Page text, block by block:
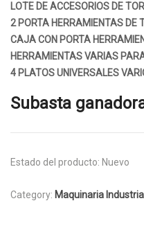
LOTE DE ACCESORIOS DE
2 PORTA HERRAMIENTAS DE
CAJA CON PORTA
HERRAMIENTAS VARIAS
4 PLATOS UNIVERSALES
Subasta
Estado del producto: Nuevo
Category: Maquinaria Industrial